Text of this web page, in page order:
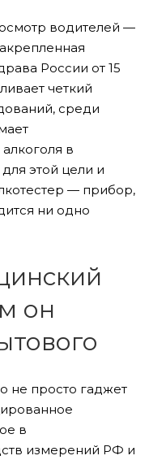
водителей —
России от 15
четкий
среди
в
этой цели и
— прибор,
ни одно
он
не просто гаджет
в
измерений РФ и